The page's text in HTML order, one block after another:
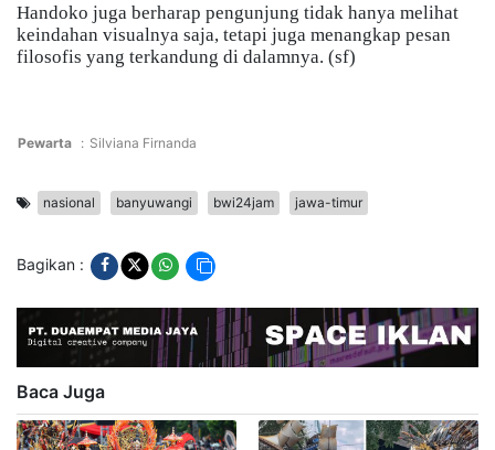
Handoko juga berharap pengunjung tidak hanya melihat
keindahan visualnya saja, tetapi juga menangkap pesan
filosofis yang terkandung di dalamnya. (sf)
Pewarta : Silviana Firnanda
nasional banyuwangi bwi24jam jawa-timur
Bagikan :
Baca Juga